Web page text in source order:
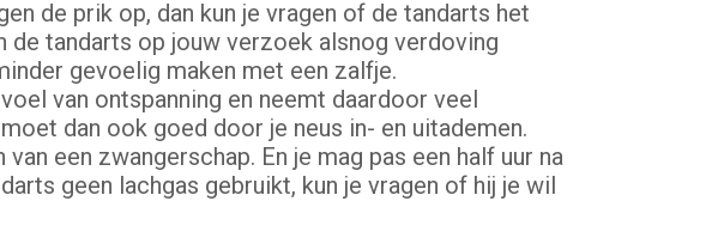
de prik op, dan kun je vragen of de tandarts het
tandarts op jouw verzoek alsnog verdoving
gevoelig maken met een zalfje.
van ontspanning en neemt daardoor veel
dan ook goed door je neus in- en uitademen.
een zwangerschap. En je mag pas een half uur na
geen lachgas gebruikt, kun je vragen of hij je wil